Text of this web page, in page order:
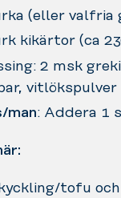
(eller valfria
kikärtor (ca
2 msk
vitlökspulver
man: Addera 1
tofu